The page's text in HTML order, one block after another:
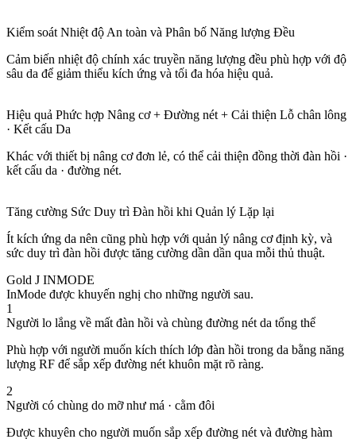
Kiểm soát Nhiệt độ An toàn và Phân bố Năng lượng Đều
Cảm biến nhiệt độ chính xác truyền năng lượng đều phù hợp với độ
sâu da để giảm thiểu kích ứng và tối đa hóa hiệu quả.
Hiệu quả Phức hợp Nâng cơ + Đường nét + Cải thiện Lỗ chân lông
· Kết cấu Da
Khác với thiết bị nâng cơ đơn lẻ, có thể cải thiện đồng thời đàn hồi ·
kết cấu da · đường nét.
Tăng cường Sức Duy trì Đàn hồi khi Quản lý Lặp lại
Ít kích ứng da nên cũng phù hợp với quản lý nâng cơ định kỳ, và
sức duy trì đàn hồi được tăng cường dần dần qua mỗi thủ thuật.
Gold J INMODE
InMode được khuyến nghị cho những người sau.
1
Người lo lắng về mất đàn hồi và chùng đường nét da tổng thể
Phù hợp với người muốn kích thích lớp đàn hồi trong da bằng năng
lượng RF để sắp xếp đường nét khuôn mặt rõ ràng.
2
Người có chùng do mỡ như má · cằm đôi
Được khuyên cho người muốn sắp xếp đường nét và đường hàm